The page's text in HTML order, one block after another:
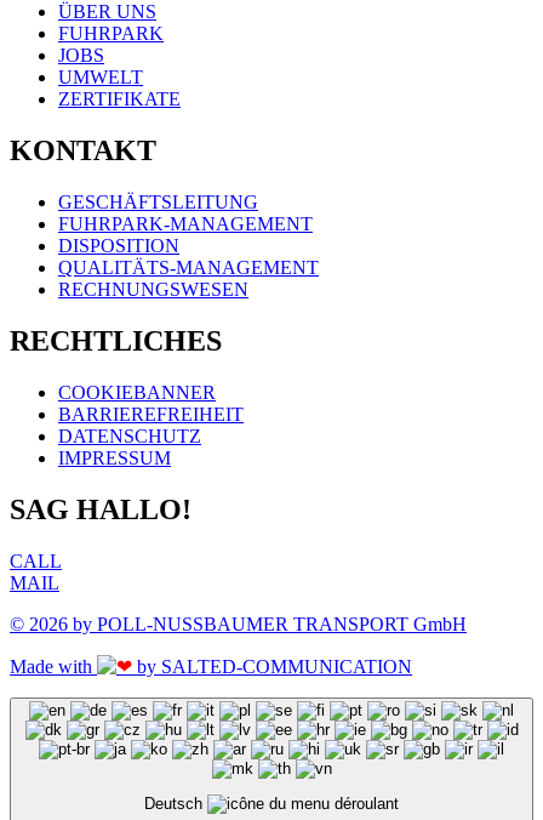
ÜBER UNS
FUHRPARK
JOBS
UMWELT
ZERTIFIKATE
KONTAKT
GESCHÄFTSLEITUNG
FUHRPARK-MANAGEMENT
DISPOSITION
QUALITÄTS-MANAGEMENT
RECHNUNGSWESEN
RECHTLICHES
COOKIEBANNER
BARRIEREFREIHEIT
DATENSCHUTZ
IMPRESSUM
SAG HALLO!
CALL
MAIL
© 2026 by POLL-NUSSBAUMER TRANSPORT GmbH
Made with by SALTED-COMMUNICATION
Deutsch